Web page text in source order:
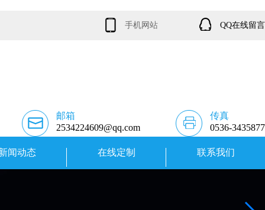
手机网站 QQ在线留言
邮箱
2534224609@qq.com
传真
0536-3435877
闻动态 在线定制 联系我们